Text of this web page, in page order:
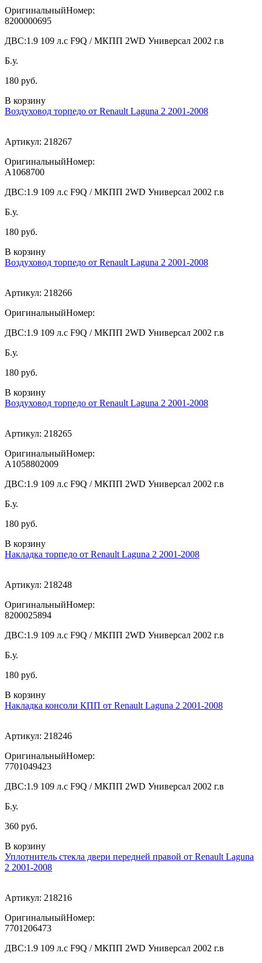
ОригинальныйНомер:
8200000695
ДВС:1.9 109 л.с F9Q / МКПП 2WD Универсал 2002 г.в
Б.у.
180 руб.
В корзину
Воздуховод торпедо от Renault Laguna 2 2001-2008
Артикул: 218267
ОригинальныйНомер:
A1068700
ДВС:1.9 109 л.с F9Q / МКПП 2WD Универсал 2002 г.в
Б.у.
180 руб.
В корзину
Воздуховод торпедо от Renault Laguna 2 2001-2008
Артикул: 218266
ОригинальныйНомер:
ДВС:1.9 109 л.с F9Q / МКПП 2WD Универсал 2002 г.в
Б.у.
180 руб.
В корзину
Воздуховод торпедо от Renault Laguna 2 2001-2008
Артикул: 218265
ОригинальныйНомер:
A1058802009
ДВС:1.9 109 л.с F9Q / МКПП 2WD Универсал 2002 г.в
Б.у.
180 руб.
В корзину
Накладка торпедо от Renault Laguna 2 2001-2008
Артикул: 218248
ОригинальныйНомер:
8200025894
ДВС:1.9 109 л.с F9Q / МКПП 2WD Универсал 2002 г.в
Б.у.
180 руб.
В корзину
Накладка консоли КПП от Renault Laguna 2 2001-2008
Артикул: 218246
ОригинальныйНомер:
7701049423
ДВС:1.9 109 л.с F9Q / МКПП 2WD Универсал 2002 г.в
Б.у.
360 руб.
В корзину
Уплотнитель стекла двери передней правой от Renault Laguna
2 2001-2008
Артикул: 218216
ОригинальныйНомер:
7701206473
ДВС:1.9 109 л.с F9Q / МКПП 2WD Универсал 2002 г.в